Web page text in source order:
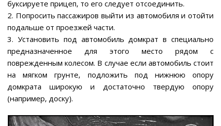
буксируете прицеп, то его следует отсоединить.
2. Попросить пассажиров выйти из автомобиля и отойти
подальше от проезжей части.
3. Установить под автомобиль домкрат в специально
предназначенное для этого место рядом с
поврежденным колесом. В случае если автомобиль стоит
на мягком грунте, подложить под нижнюю опору
домкрата широкую и достаточно твердую опору
(например, доску).